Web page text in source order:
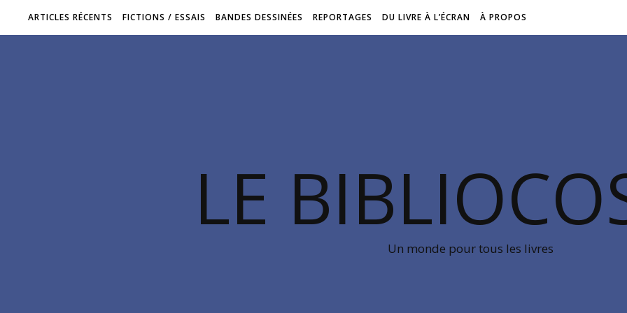
ARTICLES RÉCENTS FICTIONS / ESSAIS BANDES DESSINÉES REPORTAGES DU LIVRE À L’ÉCRAN À PROPOS
LE
Un monde pour tous les livres